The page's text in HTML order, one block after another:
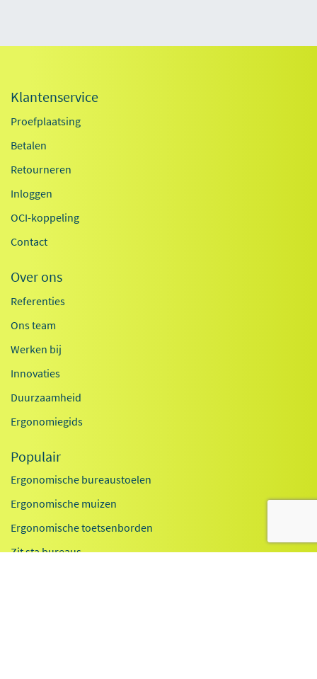
Klantenservice
Proefplaatsing
Betalen
Retourneren
Inloggen
OCI-koppeling
Contact
Over ons
Referenties
Ons team
Werken bij
Innovaties
Duurzaamheid
Ergonomiegids
Populair
Ergonomische bureaustoelen
Ergonomische muizen
Ergonomische toetsenborden
Zit sta bureaus